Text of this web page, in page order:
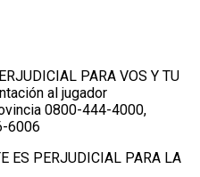
PARA VOS Y TU
al jugador
0800-444-4000,
6006
ES PERJUDICIAL PARA LA